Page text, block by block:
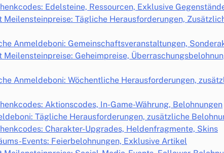
Edelsteine, Ressourcen, Exklusive
Meilensteinpreise: Tägliche Herausforderungen,
Anmeldeboni: Gemeinschaftsveranstaltungen,
Meilensteinpreise: Geheimpreise,
Anmeldeboni: Wöchentliche Herausforderungen,
Aktionscodes, In-Game-Währung, Belohnungen
Tägliche Herausforderungen, zusätzliche
Charakter-Upgrades, Heldenfragmente, Skins
Events: Feierbelohnungen, Exklusive Artikel